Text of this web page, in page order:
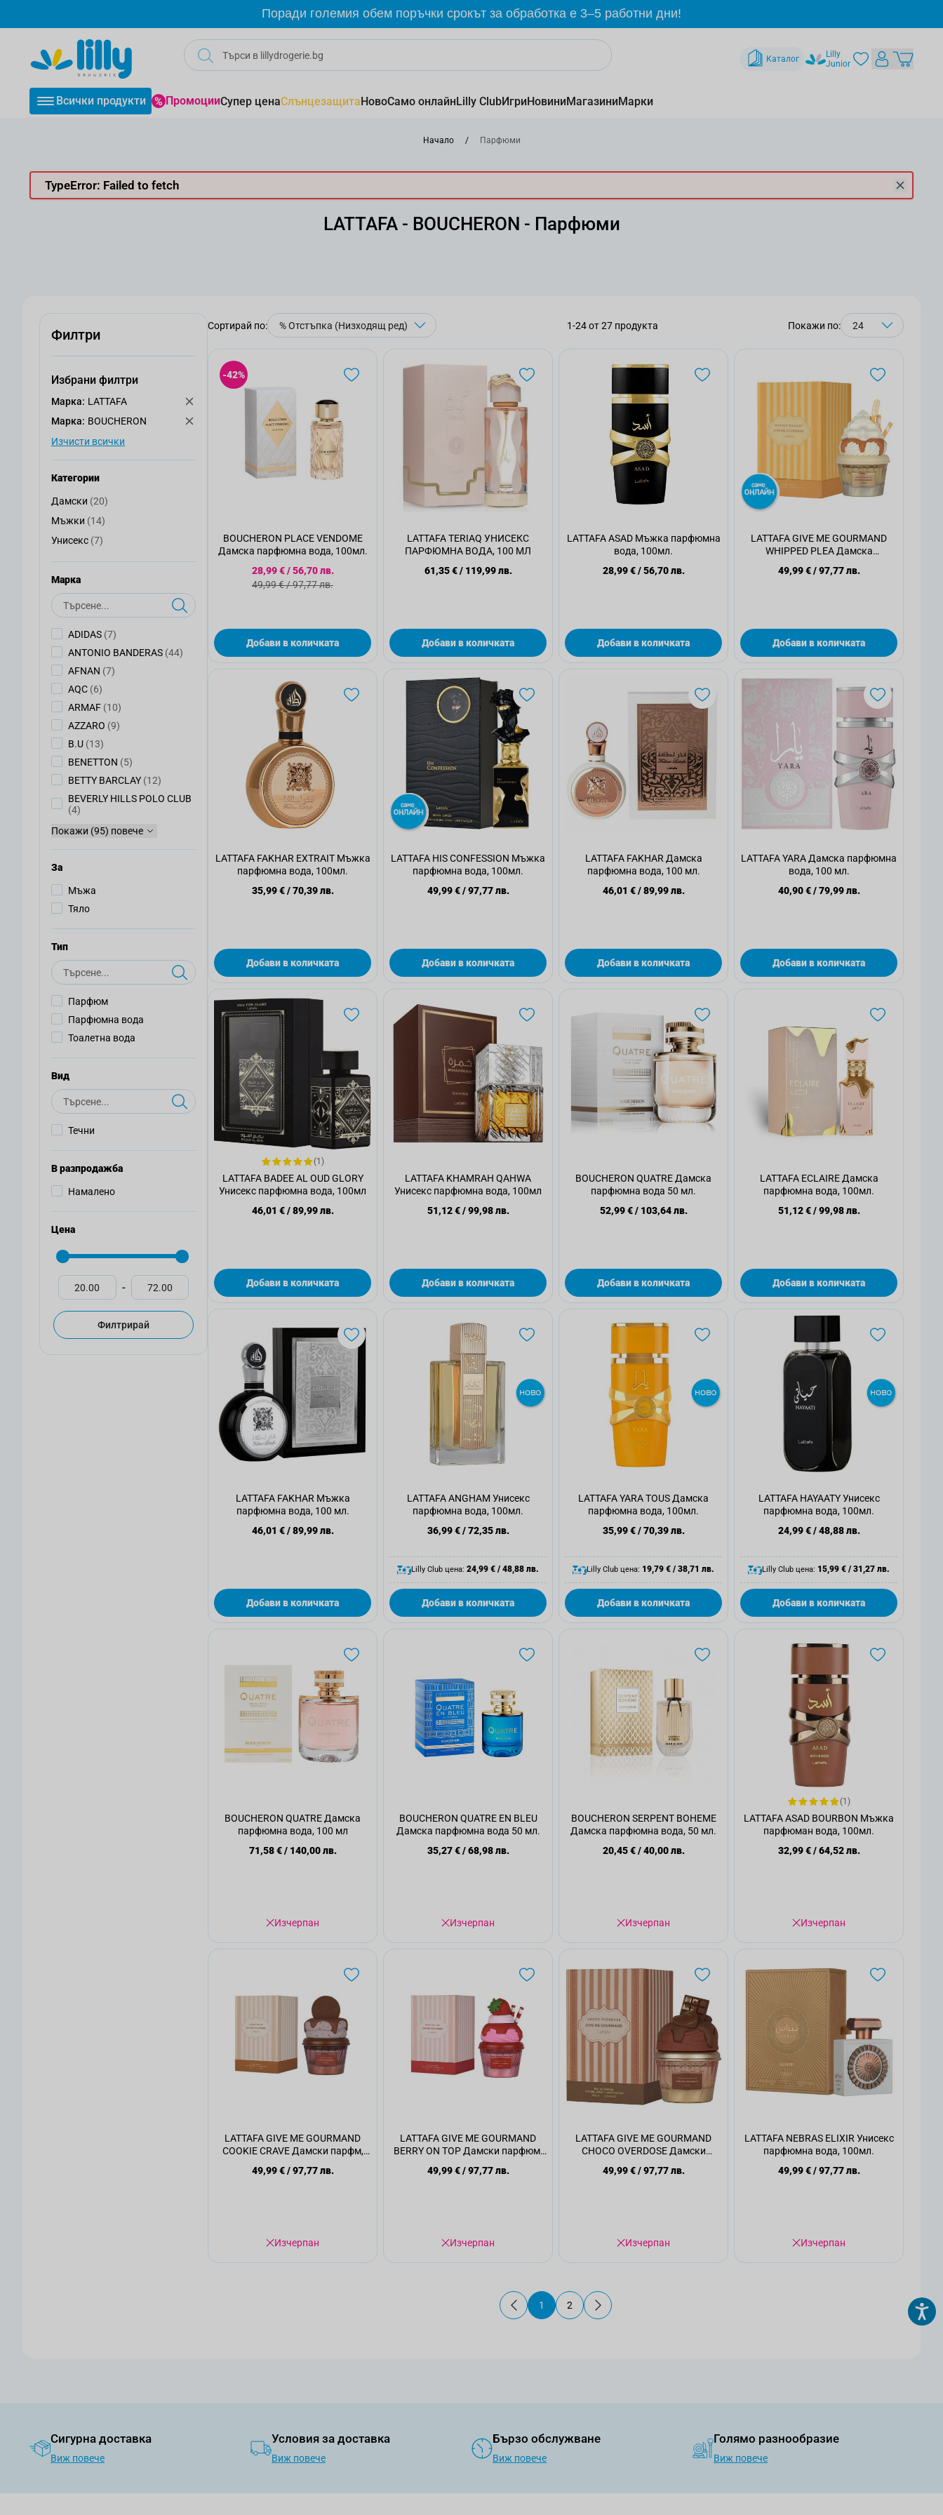
Поради големия обем поръчки срокът за обработка е 3–5 работни дни!
Каталог
Lilly
Junior
Всички продукти ПромоцииСупер ценаСлънцезащитаНовоСамо онлайнLilly ClubИгриНовиниМагазиниМарки
Начало / Парфюми
TypeError: Failed to fetch
LATTAFA - BOUCHERON - Парфюми
Филтри
Избрани филтри
Mарка: LATTAFA
Mарка: BOUCHERON
Изчисти всички
Категории
Дамски
Дамски (20)
Мъжки
Мъжки (14)
Унисекс
Унисекс (7)
Mарка
Търсене
ADIDAS (7)
ANTONIO BANDERAS (44) артикули
AFNAN (7)
AQC (6)
ARMAF (10)
AZZARO (9)
B.U (13)
BENETTON (5)
BETTY BARCLAY (12)
BEVERLY HILLS POLO CLUB
(4)
Покажи (95) повече
За
Мъжа
Тяло
Тип
Търсене
Парфюм
Парфюмна вода
Тоалетна вода
Вид
Търсене
Течни
В разпродажба
Намалено
Цена
-
Филтрирай
Сортирай по: 1-24от27продукта Покажи по:
-42%
BOUCHERON PLACE VENDOME
Дамска парфюмна вода, 100мл.
Специална цена
28,99 €/56,70 лв.
Стандартна цена
49,99 €/97,77 лв.
Добави в количката
LATTAFA TERIAQ УНИСЕКС
ПАРФЮМНА ВОДА, 100 МЛ
61,35 €/ 119,99 лв.
Добави в количката
LATTAFA ASAD Мъжка парфюмна
вода, 100мл.
28,99 €/56,70 лв.
Добави в количката
LATTAFA GIVE ME GOURMAND
WHIPPED PLEA Дамска
49,99 €/97,77 лв.
Добави в количката
LATTAFA FAKHAR EXTRAIT Мъжка
парфюмна вода, 100мл.
35,99 €/70,39 лв.
Добави в количката
LATTAFA HIS CONFESSION Мъжка
парфюмна вода, 100мл.
49,99 €/97,77 лв.
Добави в количката
LATTAFA FAKHAR Дамска
парфюмна вода, 100 мл.
46,01 €/89,99 лв.
Добави в количката
LATTAFA YARA Дамска парфюмна
вода, 100 мл.
40,90 €/79,99 лв.
Добави в количката
(1)
LATTAFA BADEE AL OUD GLORY
Унисекс парфюмна вода, 100мл
46,01 €/89,99 лв.
Добави в количката
LATTAFA KHAMRAH QAHWA
Унисекс парфюмна вода, 100мл
51,12 €/99,98 лв.
Добави в количката
BOUCHERON QUATRE Дамска
парфюмна вода 50 мл.
52,99 €/ 103,64 лв.
Добави в количката
LATTAFA ECLAIRE Дамска
парфюмна вода, 100мл.
51,12 €/99,98 лв.
Добави в количката
LATTAFA FAKHAR Мъжка
парфюмна вода, 100 мл.
46,01 €/89,99 лв.
Добави в количката
LATTAFA ANGHAM Унисекс
парфюмна вода, 100мл.
36,99 €/72,35 лв.
Lilly Club цена: 24,99 € / 48,88 лв.
Добави в количката
LATTAFA YARA TOUS Дамска
парфюмна вода, 100мл.
35,99 €/70,39 лв.
Lilly Club цена: 19,79 € / 38,71 лв.
Добави в количката
LATTAFA HAYAATY Унисекс
парфюмна вода, 100мл.
24,99 €/48,88 лв.
Lilly Club цена: 15,99 € / 31,27 лв.
Добави в количката
BOUCHERON QUATRE Дамска
парфюмна вода, 100 мл
71,58 €/ 140,00 лв.
Изчерпан
BOUCHERON QUATRE EN BLEU
Дамска парфюмна вода 50 мл.
35,27 €/68,98 лв.
Изчерпан
BOUCHERON SERPENT BOHEME
Дамска парфюмна вода, 50 мл.
20,45 €/40,00 лв.
Изчерпан
(1)
LATTAFA ASAD BOURBON Мъжка
парфюман вода, 100мл.
32,99 €/64,52 лв.
Изчерпан
LATTAFA GIVE ME GOURMAND
COOKIE CRAVE Дамски парфм,
49,99 €/97,77 лв.
Изчерпан
LATTAFA GIVE ME GOURMAND
BERRY ON TOP Дамски парфюм,
49,99 €/97,77 лв.
Изчерпан
LATTAFA GIVE ME GOURMAND
CHOCO OVERDOSE Дамски
49,99 €/97,77 лв.
Изчерпан
LATTAFA NEBRAS ELIXIR Унисекс
парфюмна вода, 100мл.
49,99 €/97,77 лв.
Изчерпан
В момента четете страница
1
Страница
2
Сигурна доставка
Виж повече
Условия за доставка
Виж повече
Бързо обслужване
Виж повече
Голямо разнообразие
Виж повече